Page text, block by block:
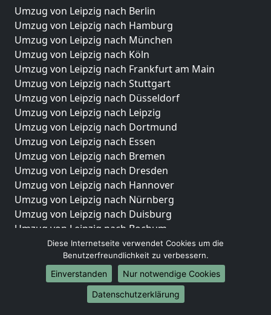
Umzug von Leipzig nach Berlin
Umzug von Leipzig nach Hamburg
Umzug von Leipzig nach München
Umzug von Leipzig nach Köln
Umzug von Leipzig nach Frankfurt am Main
Umzug von Leipzig nach Stuttgart
Umzug von Leipzig nach Düsseldorf
Umzug von Leipzig nach Leipzig
Umzug von Leipzig nach Dortmund
Umzug von Leipzig nach Essen
Umzug von Leipzig nach Bremen
Umzug von Leipzig nach Dresden
Umzug von Leipzig nach Hannover
Umzug von Leipzig nach Nürnberg
Umzug von Leipzig nach Duisburg
Umzug von Leipzig nach Bochum
Umzug von Leipzig nach Wuppertal
Umzug von Leipzig nach Bielefeld
Umzug von Leipzig nach Bonn
Umzug von Leipzig nach Münster
Diese Internetseite verwendet Cookies um die
Benutzerfreundlichkeit zu verbessern.
Einverstanden
Nur notwendige Cookies
Datenschutzerklärung